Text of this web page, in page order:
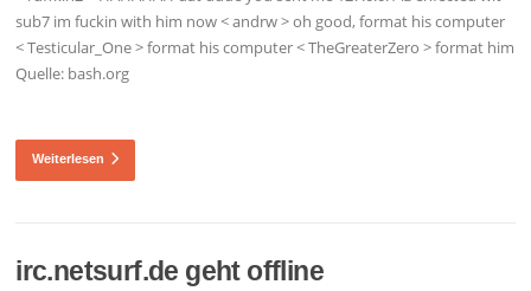
sub7 im fuckin with him now < andrw > oh good, format his computer
< Testicular_One > format his computer < TheGreaterZero > format him
Quelle: bash.org
Weiterlesen
irc.netsurf.de geht offline